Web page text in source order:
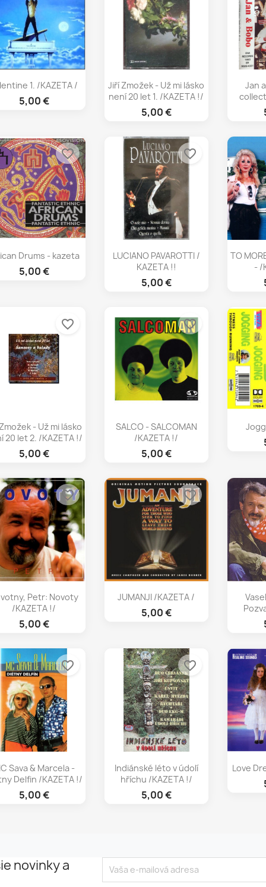
Rýchly náhľad
1. /KAZETA /
5,00 €
Rýchly náhľad
Jiří Zmožek - Už mi lásko
není 20 let 1. /KAZETA !/
5,00 €

Jan
Rýchly náhľad
Drums - kazeta
5,00 €
favorite_border
Rýchly náhľad
LUCIANO PAVAROTTI /
KAZETA !!
5,00 €
favorite_border

TO
- /
Rýchly náhľad
- Už mi lásko
20 let 2. /KAZETA !/
5,00 €
favorite_border
Rýchly náhľad
SALCO - SALCOMAN
/KAZETA !/
5,00 €
favorite_border

Rýchly náhľad
Petr: Novoty
/KAZETA !/
5,00 €
favorite_border
Rýchly náhľad
JUMANJI /KAZETA /
5,00 €
favorite_border

Rýchly náhľad
Sava & Marcela -
Delfin /KAZETA !/
5,00 €
favorite_border
Rýchly náhľad
Indiánské léto v údolí
hříchu /KAZETA !/
5,00 €
favorite_border

Love
novinky a